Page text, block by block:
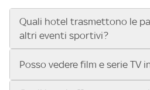
Quali hotel trasmettono le
altri eventi sportivi?
Se cerchi un hotel dove poter
Posso vedere film e serie TV